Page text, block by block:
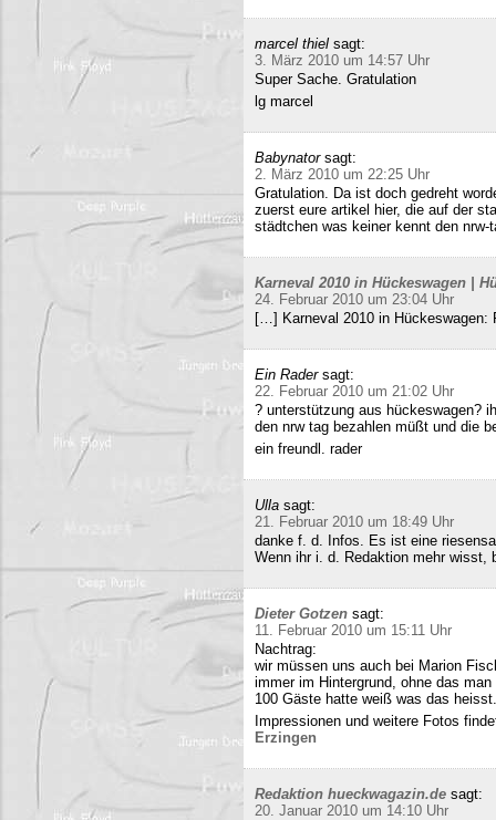
marcel thiel sagt:
3. März 2010 um 14:57 Uhr
Super Sache. Gratulation
lg marcel
Babynator sagt:
2. März 2010 um 22:25 Uhr
Gratulation. Da ist doch gedreht
zuerst eure artikel hier, die auf der
städtchen was keiner kennt den nrw-
Karneval 2010 in Hückeswagen |
24. Februar 2010 um 23:04 Uhr
[…] Karneval 2010 in Hückeswagen:
Ein Rader sagt:
22. Februar 2010 um 21:02 Uhr
? unterstützung aus hückeswagen?
den nrw tag bezahlen müßt und die
ein freundl. rader
Ulla sagt:
21. Februar 2010 um 18:49 Uhr
danke f. d. Infos. Es ist eine
Wenn ihr i. d. Redaktion mehr wisst,
Dieter Gotzen sagt:
11. Februar 2010 um 15:11 Uhr
Nachtrag:
wir müssen uns auch bei Marion
immer im Hintergrund, ohne das
100 Gäste hatte weiß was das heisst.
Impressionen und weitere Fotos
Erzingen
Redaktion hueckwagazin.de sagt:
20. Januar 2010 um 14:10 Uhr